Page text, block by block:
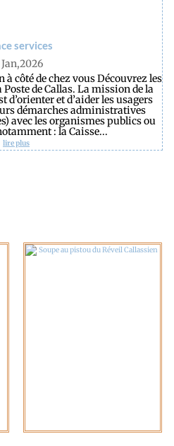
services
Jan,2026
côté de chez vous Découvrez les
de Callas. La mission de la
d’orienter et d’aider les usagers
démarches administratives
avec les organismes publics ou
: la Caisse...
lire plus